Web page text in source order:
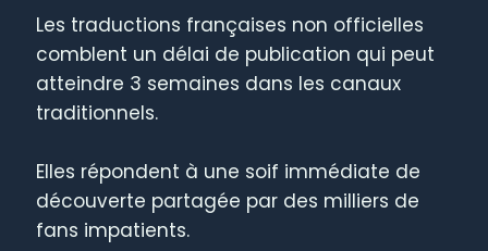
Les traductions françaises non officielles
comblent un délai de publication qui peut
atteindre 3 semaines dans les canaux
traditionnels.
Elles répondent à une soif immédiate de
découverte partagée par des milliers de
fans impatients.